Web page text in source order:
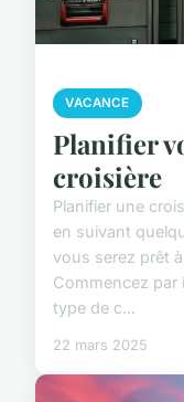
VACANCE
Planifier
croisière
Planifier une
en suivant
vous serez prêt
Commencez par
type de c...
22 mars 2025